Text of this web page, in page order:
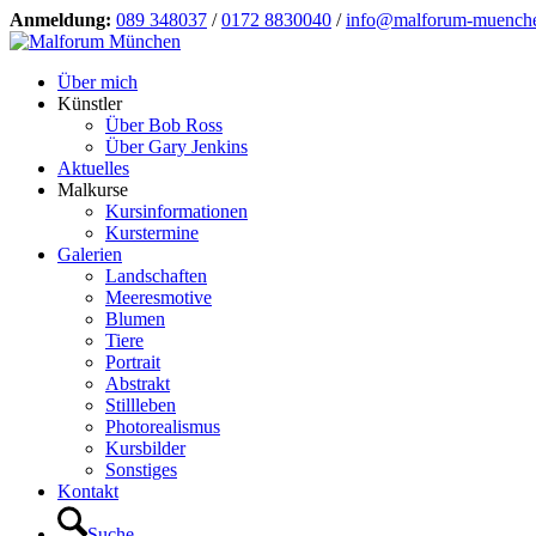
Anmeldung: 089 348037 /0172 8830040 /info@malforum-
Über mich
Künstler
Über Bob Ross
Über Gary Jenkins
Aktuelles
Malkurse
Kursinformationen
Kurstermine
Galerien
Landschaften
Meeresmotive
Blumen
Tiere
Portrait
Abstrakt
Stillleben
Photorealismus
Kursbilder
Sonstiges
Kontakt